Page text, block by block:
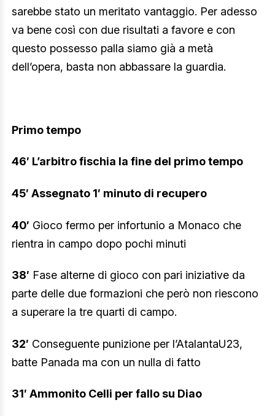
sarebbe stato un meritato vantaggio. Per adesso
va bene così con due risultati a favore e con
questo possesso palla siamo già a metà
dell’opera, basta non abbassare la guardia.
Primo tempo
46′ L’arbitro fischia la fine del primo tempo
45′ Assegnato 1′ minuto di recupero
40′ Gioco fermo per infortunio a Monaco che
rientra in campo dopo pochi minuti
38′ Fase alterne di gioco con pari iniziative da
parte delle due formazioni che però non riescono
a superare la tre quarti di campo.
32′ Conseguente punizione per l’AtalantaU23,
batte Panada ma con un nulla di fatto
31′ Ammonito Celli per fallo su Diao